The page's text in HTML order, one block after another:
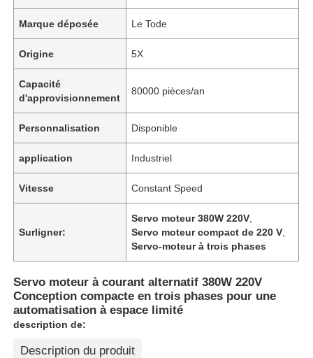
Marque déposée Le Tode
Origine 5X
Capacité
d'approvisionnement
80000 pièces/an
Personnalisation Disponible
application Industriel
Vitesse Constant Speed
Surligner:
Servo moteur 380W 220V
Servo moteur compact de 220 V
Servo-moteur à trois phases
Servo moteur à courant alternatif 380W 220V
Conception compacte en trois phases pour une
automatisation à espace limité
description de:
Description du produit